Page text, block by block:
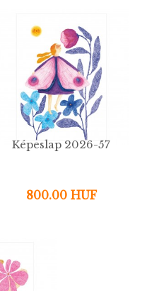
Képeslap 2026-57
800.00 HUF